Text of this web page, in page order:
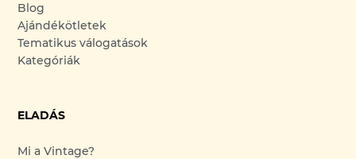
Blog
Ajándékötletek
Tematikus válogatások
Kategóriák
ELADÁS
Mi a Vintage?